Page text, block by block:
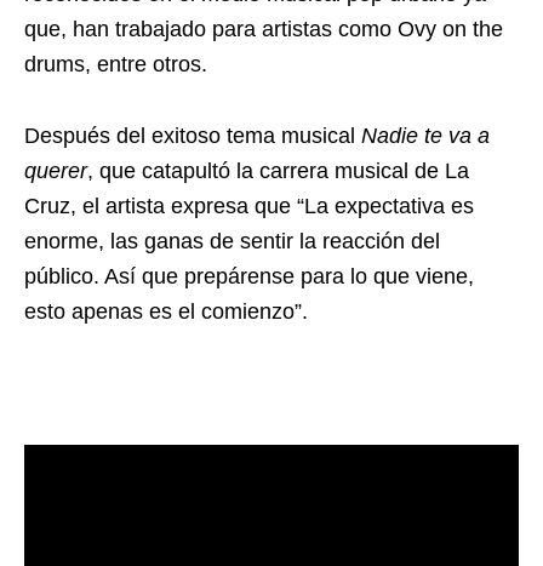
que, han trabajado para artistas como Ovy on the
drums, entre otros.
Después del exitoso tema musical Nadie te va a
querer, que catapultó la carrera musical de La
Cruz, el artista expresa que “La expectativa es
enorme, las ganas de sentir la reacción del
público. Así que prepárense para lo que viene,
esto apenas es el comienzo”.